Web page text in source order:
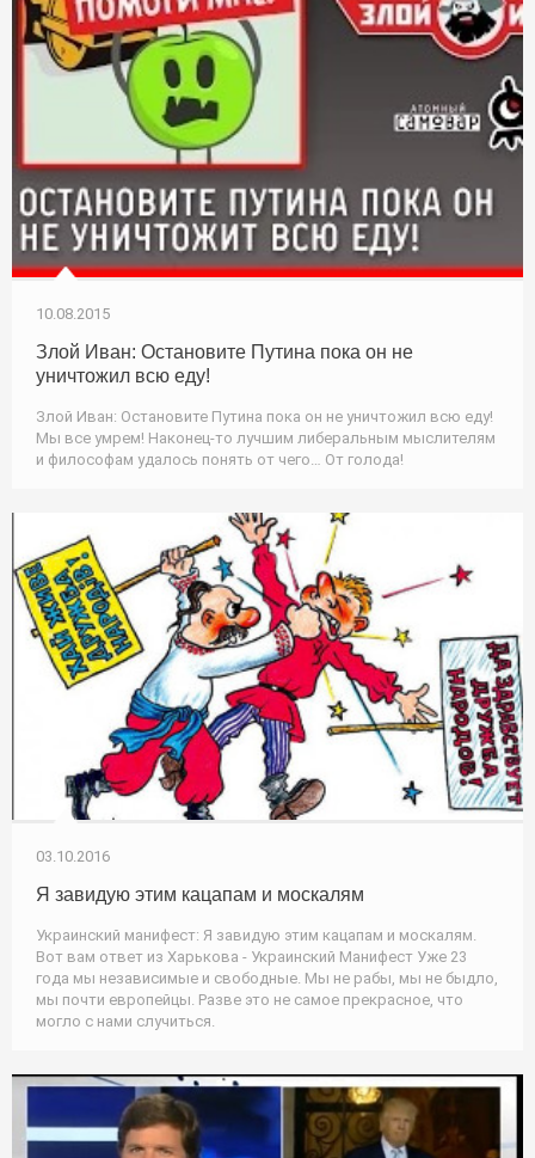
10.08.2015
Злой Иван: Остановите Путина пока он не
уничтожил всю еду!
Злой Иван: Остановите Путина пока он не уничтожил всю еду!
Мы все умрем! Наконец-то лучшим либеральным мыслителям
и философам удалось понять от чего… От голода!
03.10.2016
Я завидую этим кацапам и москалям
Украинский манифест: Я завидую этим кацапам и москалям.
Вот вам ответ из Харькова - Украинский Манифест Уже 23
года мы независимые и свободные. Мы не рабы, мы не быдло,
мы почти европейцы. Разве это не самое прекрасное, что
могло с нами случиться.